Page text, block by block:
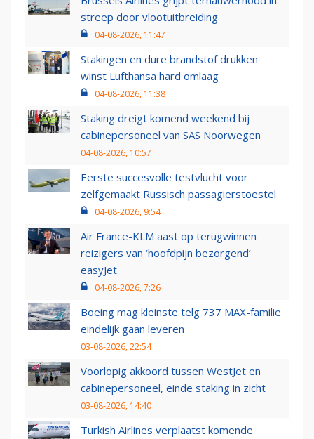
streep door vlootuitbreiding
04-08-2026, 11:47
Stakingen en dure brandstof drukken
winst Lufthansa hard omlaag
04-08-2026, 11:38
Staking dreigt komend weekend bij
cabinepersoneel van SAS Noorwegen
04-08-2026, 10:57
Eerste succesvolle testvlucht voor
zelfgemaakt Russisch passagierstoestel
04-08-2026, 9:54
Air France-KLM aast op terugwinnen
reizigers van ‘hoofdpijn bezorgend’
easyJet
04-08-2026, 7:26
Boeing mag kleinste telg 737 MAX-familie
eindelijk gaan leveren
03-08-2026, 22:54
Voorlopig akkoord tussen WestJet en
cabinepersoneel, einde staking in zicht
03-08-2026, 14:40
Turkish Airlines verplaatst komende